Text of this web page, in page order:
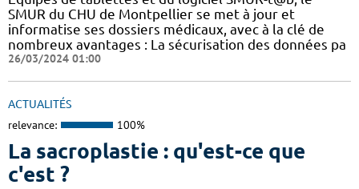
SMUR du CHU de Montpellier se met à jour et
informatise ses dossiers médicaux, avec à la clé de
nombreux avantages : ​​La sécurisation des données pa
26/03/2024 01:00
ACTUALITÉS
relevance: 100%
La sacroplastie : qu'est-ce que
c'est ?